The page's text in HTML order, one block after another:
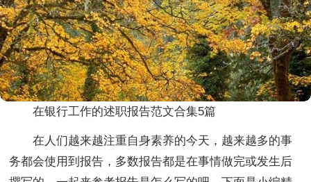
在银行工作的述职报告范文合集5篇
在人们越来越注重自身素养的今天，越来越多的事
务都会使用到报告，多数报告都是在事情做完或发生后